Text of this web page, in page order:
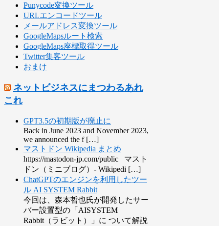
Punycode変換ツール
URLエンコードツール
メールアドレス変換ツール
GoogleMapsルート検索
GoogleMaps座標取得ツール
Twitter集客ツール
おまけ
ネットビジネスにまつわるあれ
これ
GPT3.5の初期版が廃止に
Back in June 2023 and November 2023,
we announced the f […]
マストドン Wikipedia まとめ
https://mastodon-jp.com/public マスト
ドン（ミニブログ）- Wikipedi […]
ChatGPTのエンジンを利用したツー
ル AI SYSTEM Rabbit
今回は、森本哲也氏が開発したサー
バー設置型の「AISYSTEM
Rabbit（ラビット）」に ついて解説